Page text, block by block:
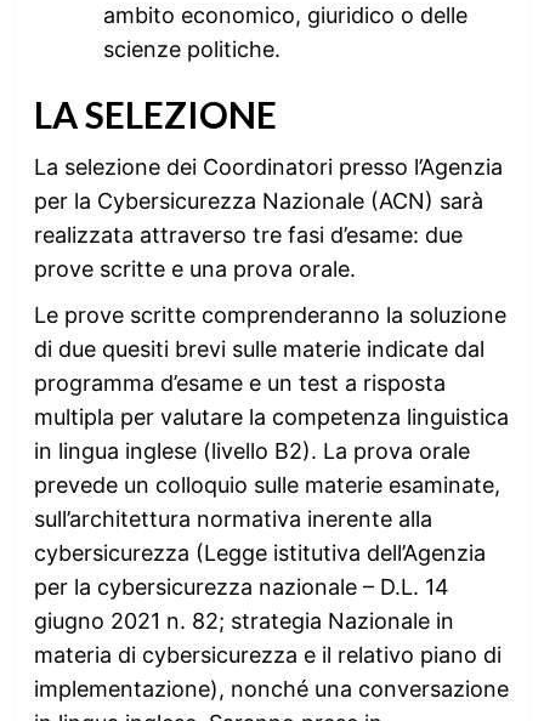
ambito economico, giuridico o delle
scienze politiche.
LA SELEZIONE
La selezione dei Coordinatori presso l’Agenzia
per la Cybersicurezza Nazionale (ACN) sarà
realizzata attraverso tre fasi d’esame: due
prove scritte e una prova orale.
Le prove scritte comprenderanno la soluzione
di due quesiti brevi sulle materie indicate dal
programma d’esame e un test a risposta
multipla per valutare la competenza linguistica
in lingua inglese (livello B2). La prova orale
prevede un colloquio sulle materie esaminate,
sull’architettura normativa inerente alla
cybersicurezza (Legge istitutiva dell’Agenzia
per la cybersicurezza nazionale – D.L. 14
giugno 2021 n. 82; strategia Nazionale in
materia di cybersicurezza e il relativo piano di
implementazione), nonché una conversazione